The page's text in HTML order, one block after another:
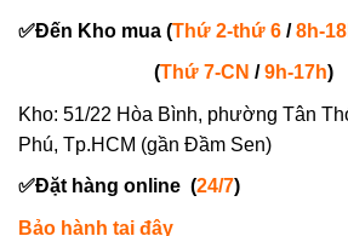
✅Đến Kho mua (Thứ 2-thứ 6 /8h-
(Thứ 7-CN /9h-17h)
Kho: 51/22 Hòa Bình, phường Tân
Phú, Tp.HCM (gần Đầm Sen)
✅Đặt hàng online (24/7)
Bảo hành tại đây